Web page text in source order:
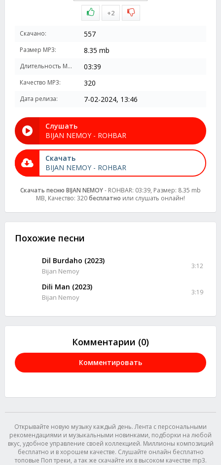
+2
Скачано: 557
Размер MP3: 8.35 mb
Длительность MP3: 03:39
Качество MP3: 320
Дата релиза: 7-02-2024, 13:46
Слушать
BIJAN NEMOY - ROHBAR
Скачать
BIJAN NEMOY - ROHBAR
Скачать песню BIJAN NEMOY- ROHBAR: 03:39, Размер: 8.35 mb
MB, Качество: 320бесплатно или слушать онлайн!
Похожие песни
Dil Burdaho (2023)
Bijan Nemoy
3:12
Dili Man (2023)
Bijan Nemoy
3:19
Комментарии (0)
Комментировать
Открывайте новую музыку каждый день. Лента с персональными
рекомендациями и музыкальными новинками, подборки на любой
вкус, удобное управление своей коллекцией. Миллионы композиций
бесплатно и в хорошем качестве. Слушайте онлайн бесплатно
топовые Поп треки, а так же скачайте их в высоком качестве mp3.